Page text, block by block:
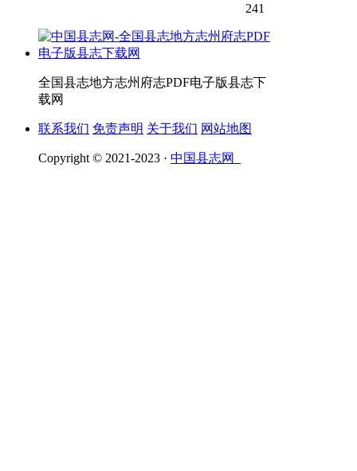
241
全国县志地方志州府志PDF电子版县志下
载网
联系我们 免责声明 关于我们 网站地图
Copyright © 2021-2023 · 中国县志网